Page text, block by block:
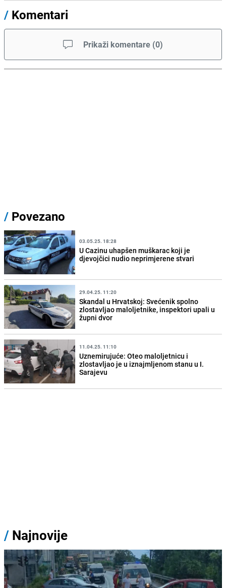
/ Komentari
Prikaži komentare (0)
/ Povezano
03.05.25. 18:28
U Cazinu uhapšen muškarac koji je
djevojčici nudio neprimjerene stvari
29.04.25. 11:20
Skandal u Hrvatskoj: Svećenik spolno
zlostavljao maloljetnike, inspektori upali u
župni dvor
11.04.25. 11:10
Uznemirujuće: Oteo maloljetnicu i
zlostavljao je u iznajmljenom stanu u I.
Sarajevu
/ Najnovije